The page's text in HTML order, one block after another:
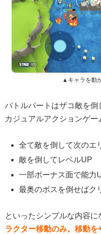
▲キャラを動
バトルパートはザコ敵を
カジュアルアクションゲー
全て敵を倒して次のエ
敵を倒してレベルUP
一部ボーナス面で能力
最奥のボスを倒せばク
といったシンプルな内容に
ラクター移動のみ。移動を